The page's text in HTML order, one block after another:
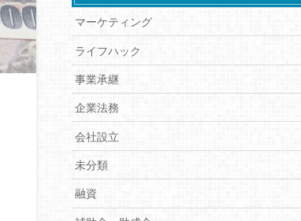
マーケティング
ライフハック
事業承継
企業法務
会社設立
未分類
融資